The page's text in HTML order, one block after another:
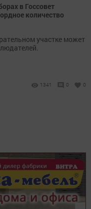
в Госсовет
количество
участке может
1341 0 0